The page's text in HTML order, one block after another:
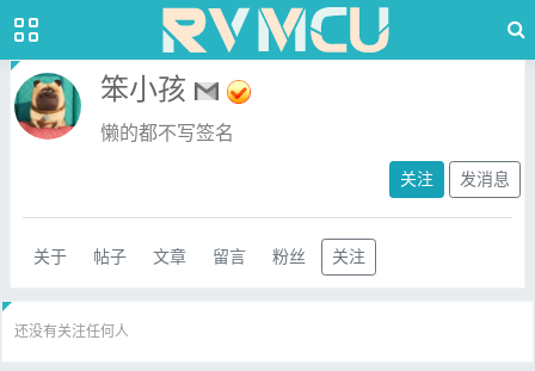
笨小孩
懒的都不写签名
关注 发消息
关于 帖子 文章 留言 粉丝 关注
还没有关注任何人